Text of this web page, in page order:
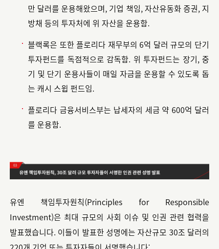
만 달러를 운용해왔으며, 기업 책임, 자산유동화 증권, 지
방채 등의 투자처에 위 자산을 운용함.
블랙록은 또한 플로리다 재무부의 6억 달러 규모의 단기
투자펀드를 독점적으로 감독함. 위 투자펀드는 장기, 중
기 및 단기 운용사들이 매일 자금을 운용할 수 있도록 돕
는 캐시 스윕 펀드임.
플로리다 금융서비스부는 납세자의 세금 약 600억 달러
를 운용함.
유엔 책임투자원칙(Principles for Responsible
Investment)은 최대 규모의 사회 이슈 및 인권 관련 협력을
발표했습니다. 이들이 발표한 성명에는 자산규모 30조 달러의